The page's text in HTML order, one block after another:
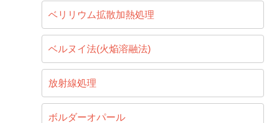
ベリリウム拡散加熱処理
ベルヌイ法(火焔溶融法)
放射線処理
ボルダーオパール